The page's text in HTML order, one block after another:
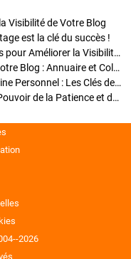
Visibilité de Votre Blog
est la clé du succès !
Optimisation SEO des Articles : Stratégies pour Améliorer la Visibilité de Votre Blog
Stratégies pour améliorer la visibilité de votre Blog : Annuaire et Collaborations
Pourquoi Investir dans un Nom de Domaine Personnel : Les Clés de la Réussite de Votre Blog
Comment Faire Émerger Votre Blog : Le Pouvoir de la Patience et de la Persévérance
2026